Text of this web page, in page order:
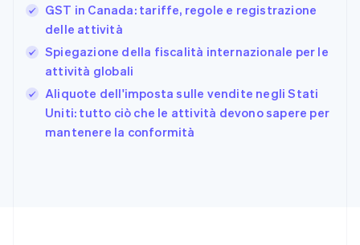
GST in Canada: tariffe, regole e registrazione
delle attività
Spiegazione della fiscalità internazionale per le
attività globali
Aliquote dell'imposta sulle vendite negli Stati
Uniti: tutto ciò che le attività devono sapere per
mantenere la conformità
EnglishSvenska
Francia
Germania
DeutschEnglish
Giappone
日本語
Gibilterra
English